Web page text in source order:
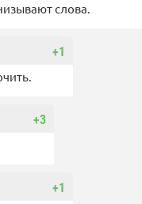
слова.
+1
+3
+1